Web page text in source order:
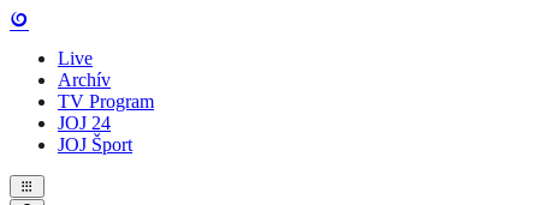
Live
Archív
TV Program
JOJ 24
JOJ Šport